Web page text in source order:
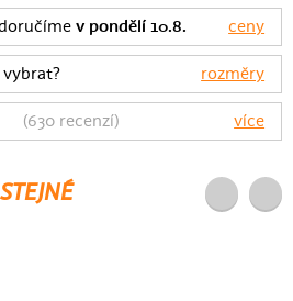
v pondělí 10.8. ceny
vybrat? rozměry
(630 recenzí) více